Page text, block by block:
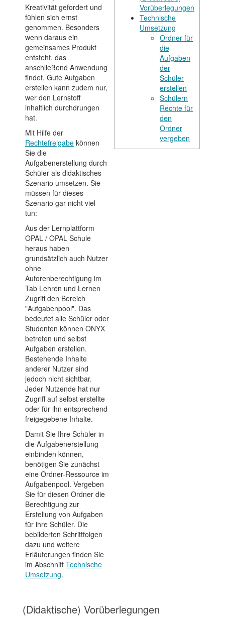
Kreativität gefordert und
fühlen sich ernst
genommen. Besonders
wenn daraus ein
gemeinsames Produkt
entsteht, das
anschließend Anwendung
findet. Gute Aufgaben
erstellen kann zudem nur,
wer den Lernstoff
inhaltlich durchdrungen
hat.
Mit Hilfe der
Rechtefreigabe können
Sie die
Aufgabenerstellung durch
Schüler als didaktisches
Szenario umsetzen. Sie
müssen für dieses
Szenario gar nicht viel
tun:
Aus der Lernplattform
OPAL / OPAL Schule
heraus haben
grundsätzlich auch Nutzer
ohne
Autorenberechtigung im
Tab Lehren und Lernen
Zugriff den Bereich
"Aufgabenpool". Das
bedeutet alle Schüler oder
Studenten können ONYX
betreten und selbst
Aufgaben erstellen.
Bestehende Inhalte
anderer Nutzer sind
jedoch nicht sichtbar.
Jeder Nutzende hat nur
Zugriff auf selbst erstellte
oder für ihn entsprechend
freigegebene Inhalte.
Damit Sie Ihre Schüler in
die Aufgabenerstellung
einbinden können,
benötigen Sie zunächst
eine Ordner-Ressource im
Aufgabenpool. Vergeben
Sie für diesen Ordner die
Berechtigung zur
Erstellung von Aufgaben
für ihre Schüler. Die
bebilderten Schrittfolgen
dazu und weitere
Erläuterungen finden Sie
im Abschnitt Technische
Umsetzung.
Vorüberlegungen
Technische
Umsetzung
Ordner für
die
Aufgaben
der
Schüler
erstellen
Schülern
Rechte für
den
Ordner
vergeben
(Didaktische) Vorüberlegungen